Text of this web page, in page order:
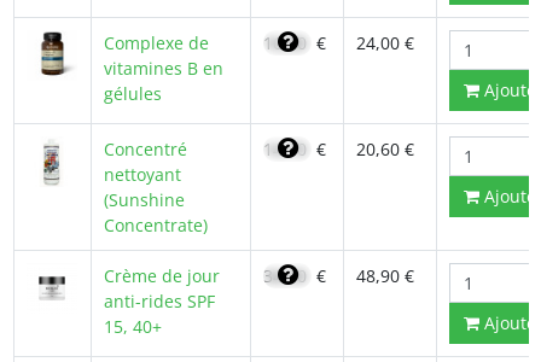
Complexe de
vitamines B en
gélules
16,80 € 24,00 €
Concentré
nettoyant
(Sunshine
Concentrate)
14,70 € 20,60 €
Crème de jour
anti-rides SPF
15, 40+
34,00 € 48,90 €